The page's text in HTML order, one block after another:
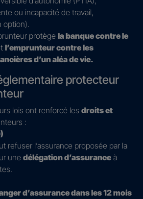
ou incapacité de travail,
option).
protègela banque contre le
l’emprunteur contre les
d’un aléa de vie.
protecteur
lois ont renforcé les droits et
:
refuser l’assurance proposée par la
une délégation d’assurance à
d’assurance dans les 12 mois